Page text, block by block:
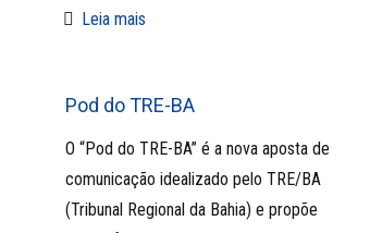
Leia mais
Pod do TRE-BA
O “Pod do TRE-BA” é a nova aposta de
comunicação idealizado pelo TRE/BA
(Tribunal Regional da Bahia) e propõe